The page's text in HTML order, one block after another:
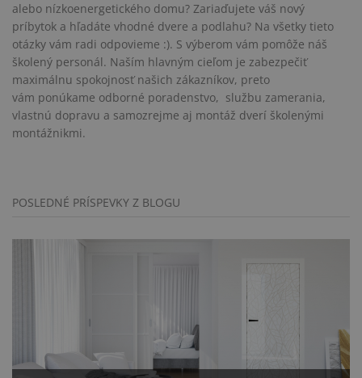
alebo nízkoenergetického domu? Zariaďujete váš nový
príbytok a hľadáte vhodné dvere a podlahu? Na všetky tieto
otázky vám radi odpovieme :). S výberom vám pomôže náš
školený personál. Naším hlavným cieľom je zabezpečiť
maximálnu spokojnosť našich zákazníkov, preto
vám ponúkame odborné poradenstvo, službu zamerania,
vlastnú dopravu a samozrejme aj montáž dverí školenými
montážnikmi.
POSLEDNÉ PRÍSPEVKY Z BLOGU